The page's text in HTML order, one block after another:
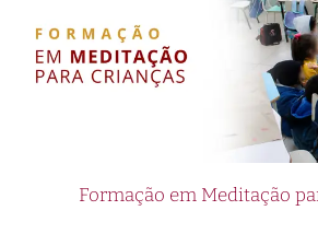
Formação em Meditação